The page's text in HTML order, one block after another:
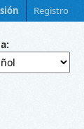
Registro